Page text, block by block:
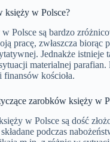
księży w Polsce?
Polsce są bardzo
pracę, zwłaszcza biorąc
Jednakże
materialnej
kościoła.
zarobków księży w
w Polsce są dość
podczas